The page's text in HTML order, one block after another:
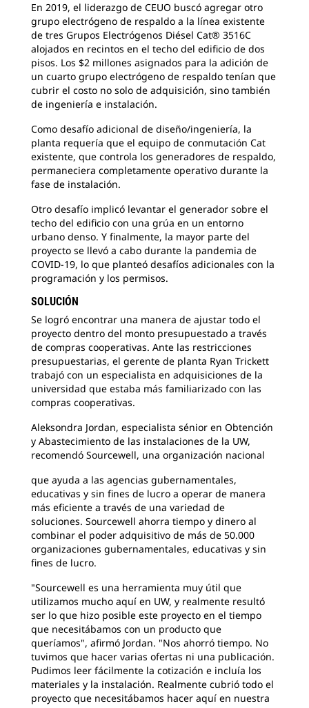
En 2019, el liderazgo de CEUO buscó agregar otro
grupo electrógeno de respaldo a la línea existente
de tres Grupos Electrógenos Diésel Cat® 3516C
alojados en recintos en el techo del edificio de dos
pisos. Los $2 millones asignados para la adición de
un cuarto grupo electrógeno de respaldo tenían que
cubrir el costo no solo de adquisición, sino también
de ingeniería e instalación.
Como desafío adicional de diseño/ingeniería, la
planta requería que el equipo de conmutación Cat
existente, que controla los generadores de respaldo,
permaneciera completamente operativo durante la
fase de instalación.
Otro desafío implicó levantar el generador sobre el
techo del edificio con una grúa en un entorno
urbano denso. Y finalmente, la mayor parte del
proyecto se llevó a cabo durante la pandemia de
COVID-19, lo que planteó desafíos adicionales con la
programación y los permisos.
SOLUCIÓN
Se logró encontrar una manera de ajustar todo el
proyecto dentro del monto presupuestado a través
de compras cooperativas. Ante las restricciones
presupuestarias, el gerente de planta Ryan Trickett
trabajó con un especialista en adquisiciones de la
universidad que estaba más familiarizado con las
compras cooperativas.
Aleksondra Jordan, especialista sénior en Obtención
y Abastecimiento de las instalaciones de la UW,
recomendó Sourcewell, una organización nacional
que ayuda a las agencias gubernamentales,
educativas y sin fines de lucro a operar de manera
más eficiente a través de una variedad de
soluciones. Sourcewell ahorra tiempo y dinero al
combinar el poder adquisitivo de más de 50.000
organizaciones gubernamentales, educativas y sin
fines de lucro.
"Sourcewell es una herramienta muy útil que
utilizamos mucho aquí en UW, y realmente resultó
ser lo que hizo posible este proyecto en el tiempo
que necesitábamos con un producto que
queríamos", afirmó Jordan. "Nos ahorró tiempo. No
tuvimos que hacer varias ofertas ni una publicación.
Pudimos leer fácilmente la cotización e incluía los
materiales y la instalación. Realmente cubrió todo el
proyecto que necesitábamos hacer aquí en nuestra